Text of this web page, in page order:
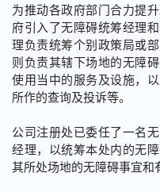
为推动各政府部门合力提
府引入了无障碍统筹经理
理负责统筹个别政策局或
则负责其辖下场地的无障
使用当中的服务及设施，
所作的查询及投诉等。
公司注册处已委任了一名
经理，以统筹本处内的无
其所处场地的无障碍事宜和